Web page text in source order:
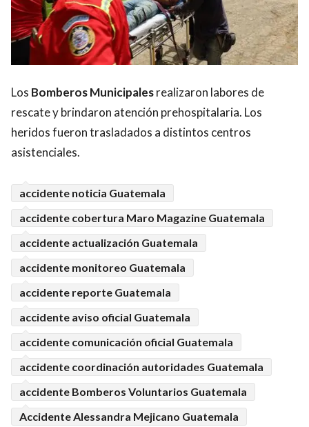
Los Bomberos Municipalesrealizaron labores de
rescate y brindaron atención prehospitalaria. Los
heridos fueron trasladados a distintos centros
asistenciales.
accidente noticia Guatemala
accidente cobertura Maro Magazine Guatemala
accidente actualización Guatemala
accidente monitoreo Guatemala
accidente reporte Guatemala
accidente aviso oficial Guatemala
accidente comunicación oficial Guatemala
accidente coordinación autoridades Guatemala
accidente Bomberos Voluntarios Guatemala
Accidente Alessandra Mejicano Guatemala